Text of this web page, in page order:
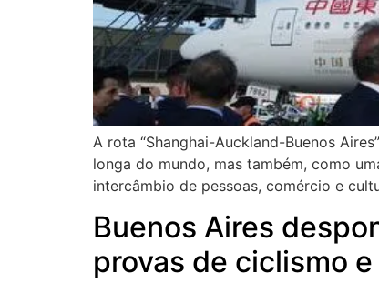
A rota “Shanghai-Auckland-Buenos
longa do mundo, mas também, como
intercâmbio de pessoas, comércio e
Buenos Aires
provas de ciclismo